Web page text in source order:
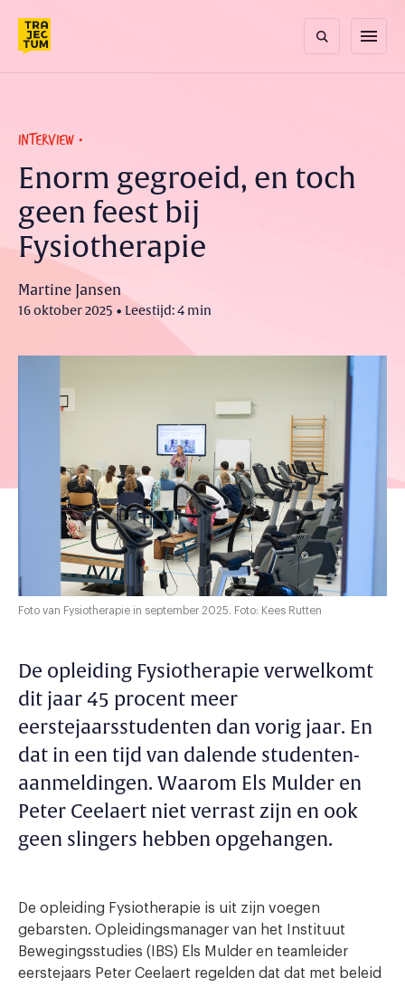
content
menu
INTERVIEW
Enorm gegroeid, en toch
geen feest bij
Fysiotherapie
Martine Jansen
16 oktober 2025 • Leestijd: 4 min
Foto van Fysiotherapie in september 2025. Foto: Kees Rutten
De opleiding Fysiotherapie verwelkomt
dit jaar 45 procent meer
eerstejaarsstudenten dan vorig jaar. En
dat in een tijd van dalende studenten-
aanmeldingen. Waarom Els Mulder en
Peter Ceelaert niet verrast zijn en ook
geen slingers hebben opgehangen.
De opleiding Fysiotherapie is uit zijn voegen
gebarsten. Opleidingsmanager van het Instituut
Bewegingsstudies (IBS) Els Mulder en teamleider
eerstejaars Peter Ceelaert regelden dat dat met beleid